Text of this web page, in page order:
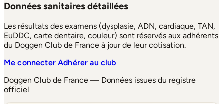
Données sanitaires détaillées
Les résultats des examens (dysplasie, ADN, cardiaque, TAN,
EuDDC, carte dentaire, couleur) sont réservés aux adhérents
du Doggen Club de France à jour de leur cotisation.
Me connecterAdhérer au club
Doggen Club de France — Données issues du registre
officiel